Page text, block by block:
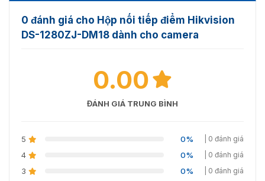
Hộp nối tiếp điểm Hikvision DS-1280ZJ-DM18
0 đánh giá cho Hộp nối tiếp điểm Hikvision
DS-1280ZJ-DM18 dành cho camera
0.00
ĐÁNH GIÁ TRUNG BÌNH
5 0% | 0 đánh giá
4 0% | 0 đánh giá
3 0% | 0 đánh giá